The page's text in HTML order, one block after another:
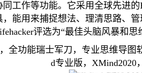
工作等功能。它采用全球先进
能用来捕捉想法、理清思路、
评选为“最佳头脑风暴和思